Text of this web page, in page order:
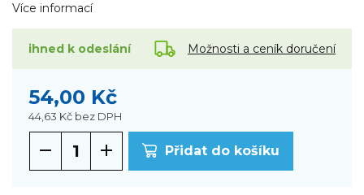
Více informací
ihned k odeslání Možnosti a ceník doručení
54,00 Kč
44,63 Kč bez DPH
Přidat do košíku